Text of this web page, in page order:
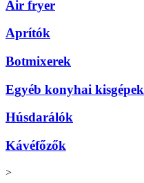
Air fryer
Aprítók
Botmixerek
Egyéb konyhai kisgépek
Húsdarálók
Kávéfőzők
>